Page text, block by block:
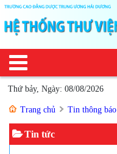
Thứ bảy, Ngày: 08/08/2026
Trang chủ Tin thông báo
Tin tức